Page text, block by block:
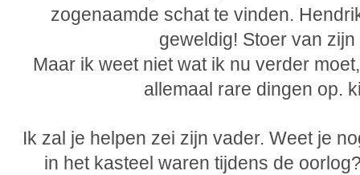
zogenaamde schat te vinden.
geweldig! Stoer van zijn
Maar ik weet niet wat ik nu verder
allemaal rare dingen op.
Ik zal je helpen zei zijn vader. Weet je
in het kasteel waren tijdens de